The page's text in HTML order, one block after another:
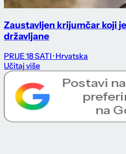
Zaustavljen krijumčar koji
državljane
PRIJE 18 SATI · Hrvatska
Učitaj više